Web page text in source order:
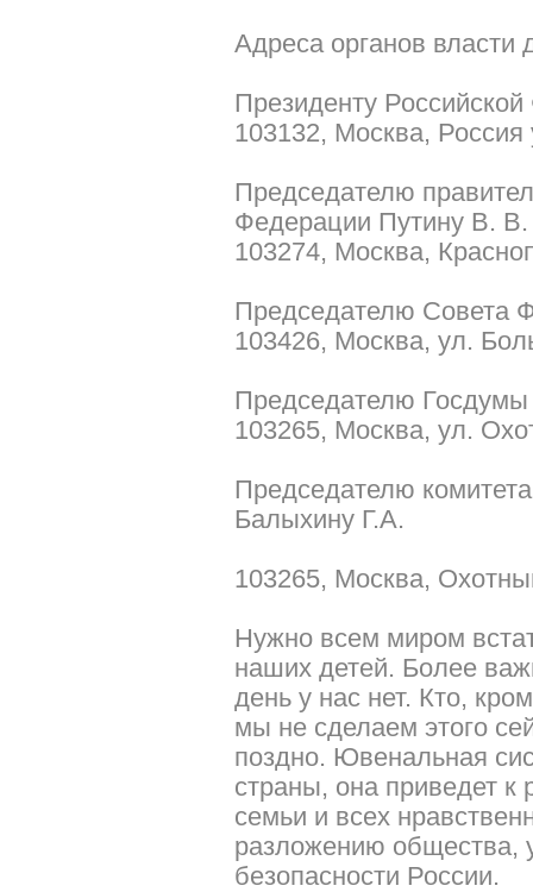
Адреса органов власти
Президенту
103132, Москва,
Председателю
Федерации Путину В. В.
103274, Москва,
Председателю Совета
103426, Москва, ул.
Председателю
103265, Москва, ул.
Председателю
Балыхину Г.А.
103265, Москва,
Нужно всем миром
наших детей. Более
день у нас нет. Кто,
мы не сделаем этого
поздно. Ювенальная
страны, она приведет к
семьи и всех
разложению общества,
безопасности России.